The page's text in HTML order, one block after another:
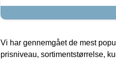
Vi har gennemgået de mest
prisniveau, sortimentstørrelse,